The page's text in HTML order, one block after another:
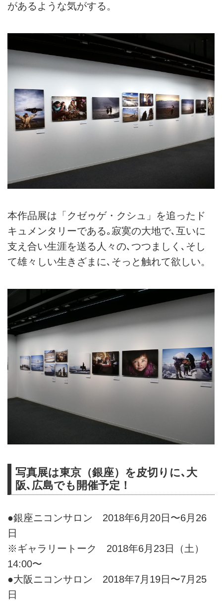
があるような気がする。
本作品展は「クゼゥゲ・クシュ」を追ったド
キュメンタリーである｡寂寞の大地で､互いに
支え合い生涯を送る人々の､つつましく､そし
て雄々しい生きざまに､そっと触れて欲しい。
写真展は東京（銀座）を皮切りに､大
阪､広島でも開催予定！
●銀座ニコンサロン 2018年6月20日〜6月26
日
※ギャラリートーク 2018年6月23日（土）
14:00〜
●大阪ニコンサロン 2018年7月19日〜7月25
日